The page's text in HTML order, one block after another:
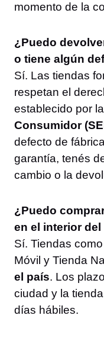
momento de la
¿Puedo
o tiene algún
Sí. Las tiendas
respetan el
establecido por la
Consumidor
defecto de
garantía, tenés
cambio o la
¿Puedo
en el interior del
Sí. Tiendas
Móvil y Tienda
el país. Los
ciudad y la
días hábiles.